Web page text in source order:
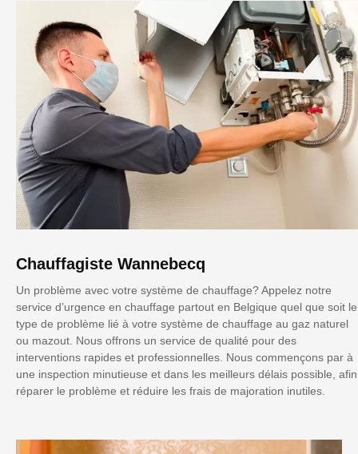
Chauffagiste Wannebecq
Un problème avec votre système de chauffage? Appelez notre
service d’urgence en chauffage partout en Belgique quel que soit le
type de problème lié à votre système de chauffage au gaz naturel
ou mazout. Nous offrons un service de qualité pour des
interventions rapides et professionnelles. Nous commençons par à
une inspection minutieuse et dans les meilleurs délais possible, afin
réparer le problème et réduire les frais de majoration inutiles.